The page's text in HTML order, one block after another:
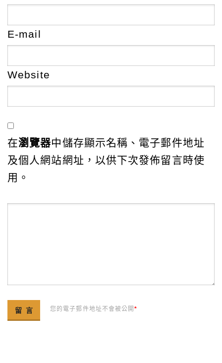
E-mail
Website
在瀏覽器中儲存顯示名稱、電子郵件地址
及個人網站網址，以供下次發佈留言時使
用。
您的電子郵件地址不會被公開*